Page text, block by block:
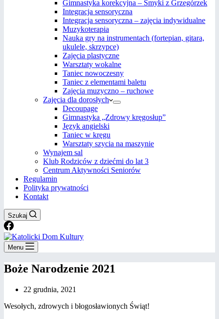
Gimnastyka korekcyjna – Smyki z Grzegórzek
Integracja sensoryczna
Integracja sensoryczna – zajęcia indywidualne
Muzykoterapia
Nauka gry na instrumentach (fortepian, gitara,
ukulele, skrzypce)
Zajęcia plastyczne
Warsztaty wokalne
Taniec nowoczesny
Taniec z elementami baletu
Zajęcia muzyczno – ruchowe
Zajęcia dla dorosłych
Decoupage
Gimnastyka „Zdrowy kręgosłup”
Język angielski
Taniec w kręgu
Warsztaty szycia na maszynie
Wynajem sal
Klub Rodziców z dziećmi do lat 3
Centrum Aktywności Seniorów
Regulamin
Polityka prywatności
Kontakt
Szukaj
Menu
Boże Narodzenie 2021
22 grudnia, 2021
Wesołych, zdrowych i błogosławionych Świąt!